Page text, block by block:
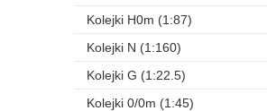
Kolejki H0m (1:87)
Kolejki N (1:160)
Kolejki G (1:22.5)
Kolejki 0/0m (1:45)